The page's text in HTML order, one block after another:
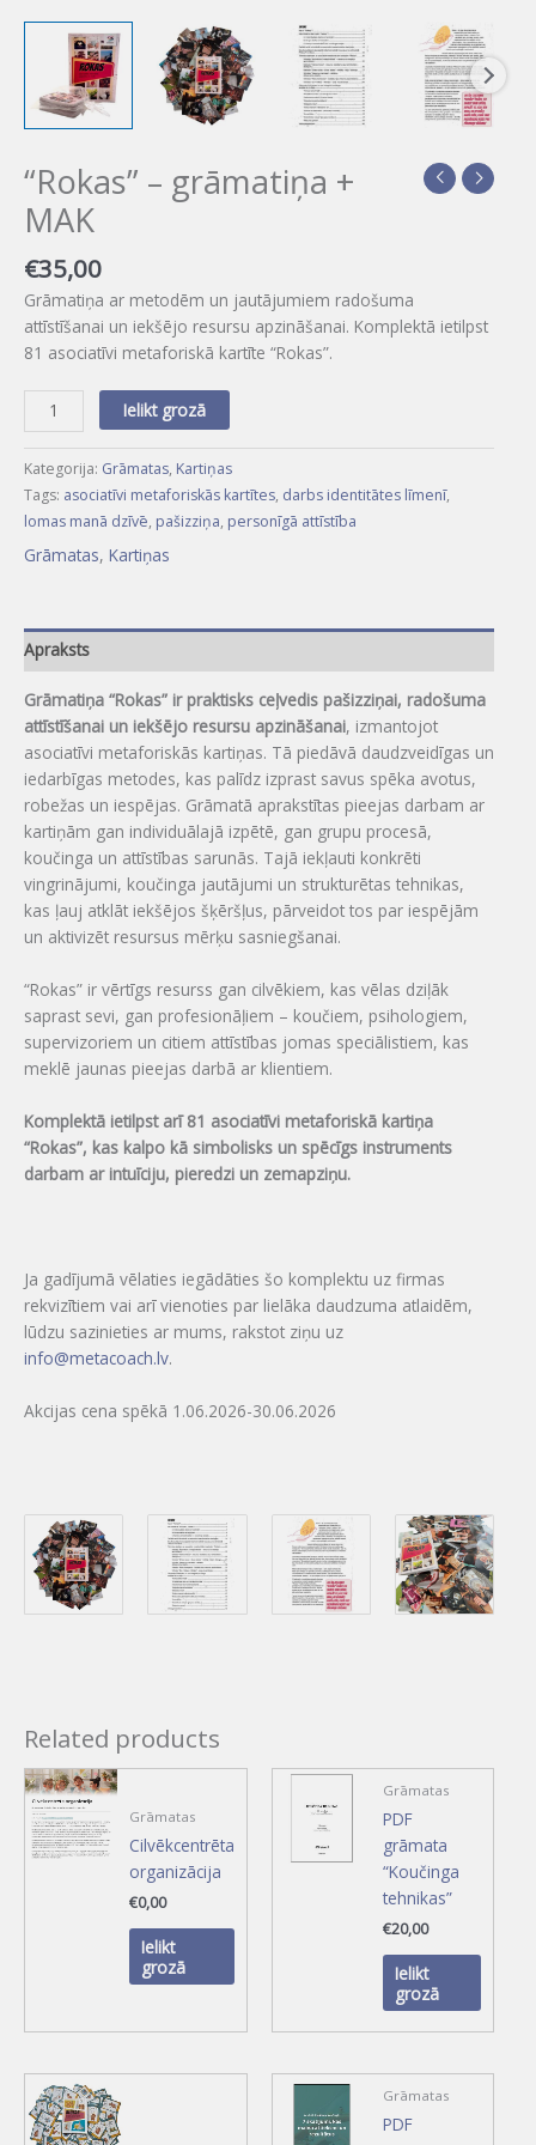
“Rokas” – grāmatiņa +
MAK
Grāmatiņa ar metodēm un jautājumiem radošuma
attīstīšanai un iekšējo resursu apzināšanai. Komplektā ietilpst
81 asociatīvi metaforiskā kartīte “Rokas”.
Ielikt grozā
Kategorija:Grāmatas,Kartiņas
Tags:asociatīvi metaforiskās kartītes
lomas manā dzīvē,pašizziņa ,personīgā attīstība
Kartiņas
Apraksts
attīstīšanai un iekšējo resursu apzināšanai, izmantojot
asociatīvi metaforiskās kartiņas. Tā piedāvā daudzveidīgas un
iedarbīgas metodes, kas palīdz izprast savus spēka avotus,
robežas un iespējas. Grāmatā aprakstītas pieejas darbam ar
kartiņām gan individuālajā izpētē, gan grupu procesā,
koučinga un attīstības sarunās. Tajā iekļauti konkrēti
vingrinājumi, koučinga jautājumi un strukturētas tehnikas,
kas ļauj atklāt iekšējos šķēršļus, pārveidot tos par iespējām
un aktivizēt resursus mērķu sasniegšanai.
saprast sevi, gan profesionāļiem – koučiem, psihologiem,
supervizoriem un citiem attīstības jomas speciālistiem, kas
meklē jaunas pieejas darbā ar klientiem.
“Rokas”, kas kalpo kā simbolisks un spēcīgs instruments
darbam ar intuīciju, pieredzi un zemapziņu.
rekvizītiem vai arī vienoties par lielāka daudzuma atlaidēm,
lūdzu sazinieties ar mums, rakstot ziņu uz
info@metacoach.lv
Cilvēkcentrēta
organizācija
€0,00
Ielikt
grozā
Grāmatas
PDF
grāmata
“Koučinga
tehnikas”
€20,00
Ielikt
grozā
Grāmatas
PDF
grāmata